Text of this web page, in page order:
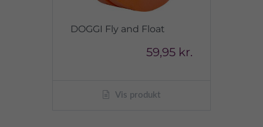
DOGGI Fly and Float
59,95 kr.
Vis produkt